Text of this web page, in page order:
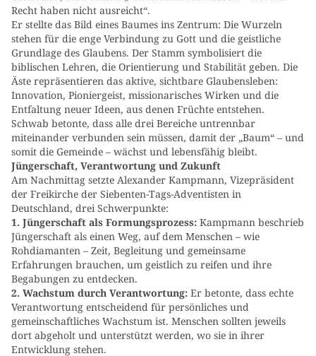
Recht haben nicht ausreicht“.
Er stellte das Bild eines Baumes ins Zentrum: Die Wurzeln
stehen für die enge Verbindung zu Gott und die geistliche
Grundlage des Glaubens. Der Stamm symbolisiert die
biblischen Lehren, die Orientierung und Stabilität geben. Die
Äste repräsentieren das aktive, sichtbare Glaubensleben:
Innovation, Pioniergeist, missionarisches Wirken und die
Entfaltung neuer Ideen, aus denen Früchte entstehen.
Schwab betonte, dass alle drei Bereiche untrennbar
miteinander verbunden sein müssen, damit der „Baum“ – und
somit die Gemeinde – wächst und lebensfähig bleibt.
Jüngerschaft, Verantwortung und Zukunft
Am Nachmittag setzte Alexander Kampmann, Vizepräsident
der Freikirche der Siebenten-Tags-Adventisten in
Deutschland, drei Schwerpunkte:
1. Jüngerschaft als Formungsprozess: Kampmann beschrieb
Jüngerschaft als einen Weg, auf dem Menschen – wie
Rohdiamanten – Zeit, Begleitung und gemeinsame
Erfahrungen brauchen, um geistlich zu reifen und ihre
Begabungen zu entdecken.
2. Wachstum durch Verantwortung: Er betonte, dass echte
Verantwortung entscheidend für persönliches und
gemeinschaftliches Wachstum ist. Menschen sollten jeweils
dort abgeholt und unterstützt werden, wo sie in ihrer
Entwicklung stehen.